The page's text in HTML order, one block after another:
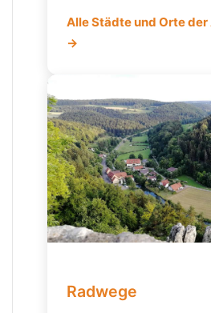
Alle Städte und Orte der
→
Radwege